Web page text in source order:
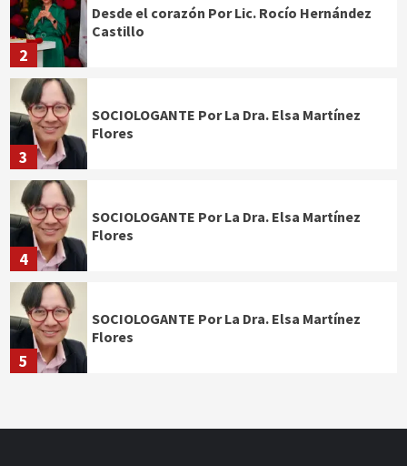
2
Desde el corazón Por Lic. Rocío Hernández
Castillo
3
SOCIOLOGANTE Por La Dra. Elsa Martínez
Flores
4
SOCIOLOGANTE Por La Dra. Elsa Martínez
Flores
5
SOCIOLOGANTE Por La Dra. Elsa Martínez
Flores